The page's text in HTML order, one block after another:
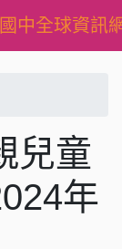
中全球資訊
兒童
年